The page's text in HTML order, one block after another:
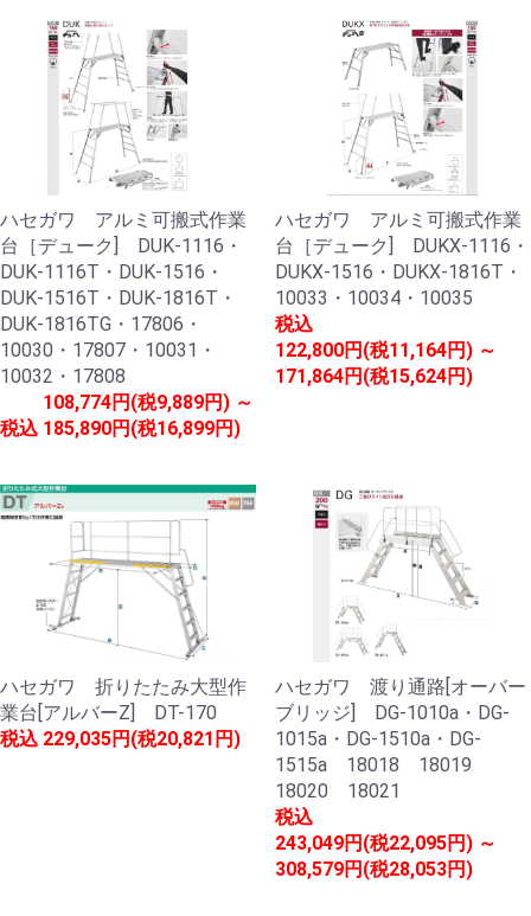
ハセガワ アルミ可搬式作業
台［デューク] DUK-1116・
DUK-1116T・DUK-1516・
DUK-1516T・DUK-1816T・
DUK-1816TG・17806・
10030・17807・10031・
10032・17808
税込
108,774円(税9,889円) ～
185,890円(税16,899円)
ハセガワ アルミ可搬式作業
台［デューク] DUKX-1116・
DUKX-1516・DUKX-1816T・
10033・10034・10035
税込
122,800円(税11,164円) ～
171,864円(税15,624円)
ハセガワ 折りたたみ大型作
業台[アルバーZ] DT-170
税込 229,035円(税20,821円)
ハセガワ 渡り通路[オーバー
ブリッジ] DG-1010a・DG-
1015a・DG-1510a・DG-
1515a 18018 18019
18020 18021
税込
243,049円(税22,095円) ～
308,579円(税28,053円)